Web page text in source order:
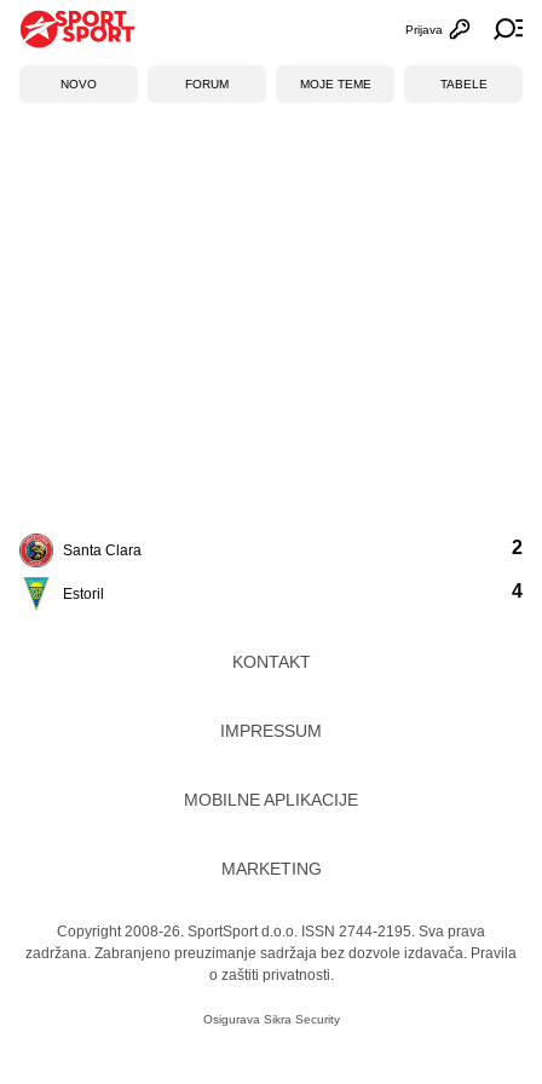
Otvori
Prijava
NOVO FORUM MOJE TEME TABELE
Santa Clara
Estoril
2
4
KONTAKT
IMPRESSUM
MOBILNE APLIKACIJE
MARKETING
Copyright 2008-26. SportSport d.o.o. ISSN 2744-2195. Sva prava
zadržana. Zabranjeno preuzimanje sadržaja bez dozvole izdavača. Pravila
o zaštiti privatnosti.
Osigurava Sikra Security